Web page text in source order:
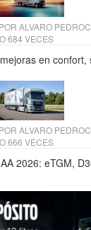
ALVARO
684 VECES
en confort,
ALVARO
666 VECES
2026: eTGM,